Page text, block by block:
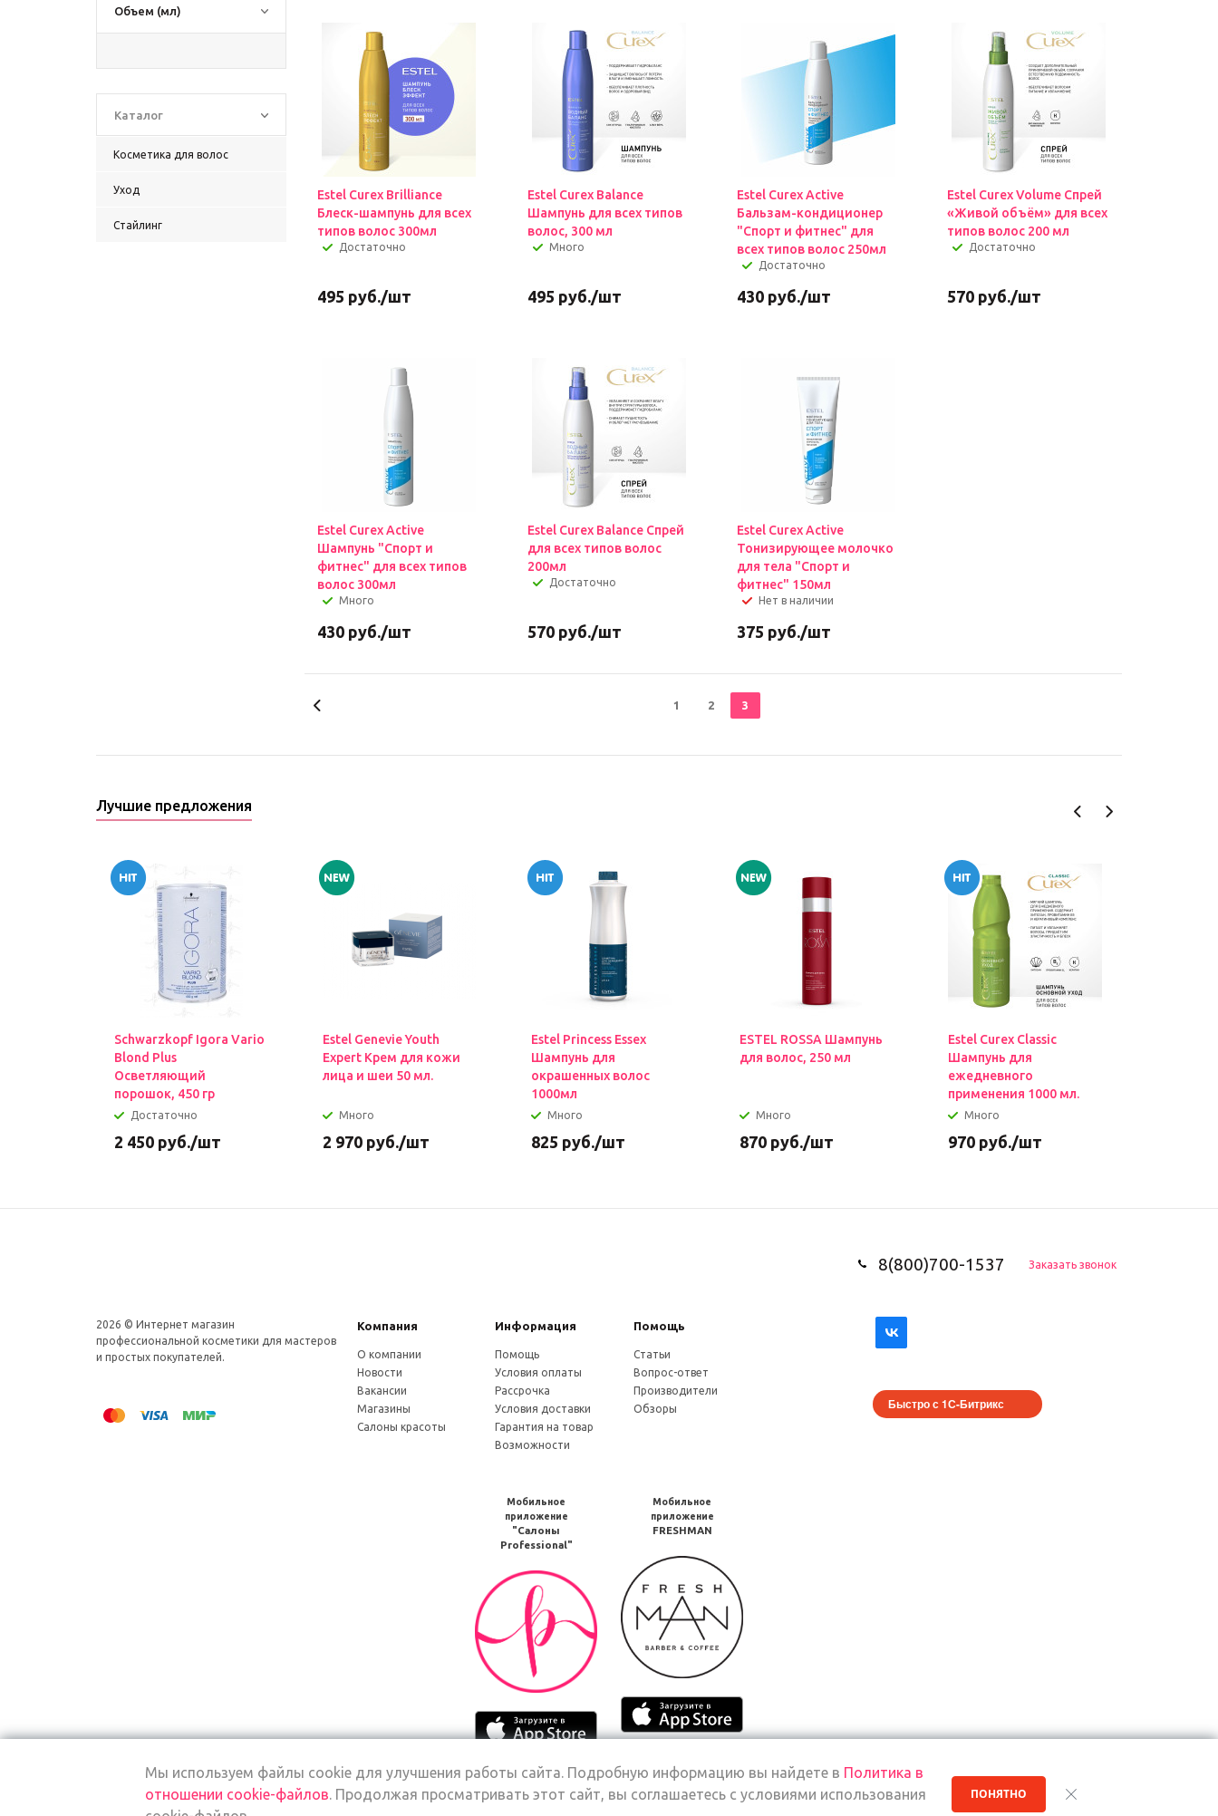
Объем (мл)
Каталог
Косметика для волос
Уход
Стайлинг
Estel Curex Brilliance
Блеск-шампунь для всех
типов волос 300мл
Достаточно
495 руб./шт
Estel Curex Balance
Шампунь для всех типов
волос, 300 мл
Много
495 руб./шт
Estel Curex Active
Бальзам-кондиционер
"Спорт и фитнес" для
всех типов волос 250мл
Достаточно
430 руб./шт
Estel Curex Volume Спрей
«Живой объём» для всех
типов волос 200 мл
Достаточно
570руб./шт
Estel Curex Active
Шампунь "Спорт и
фитнес" для всех типов
волос 300мл
Много
430 руб./шт
Estel Curex Balance Спрей
для всех типов волос
200мл
Достаточно
570руб./шт
Estel Curex Active
Тонизирующее молочко
для тела "Спорт и
фитнес" 150мл
Нет в наличии
375 руб./шт
1 2 3
Лучшие предложения
Schwarzkopf Igora Vario
Blond Plus
Осветляющий
порошок, 450 гр
Достаточно
2 450 руб./шт
Estel Genevie Youth
Expert Крем для кожи
лица и шеи 50 мл.
Много
2 970 руб./шт
Estel Princess Essex
Шампунь для
окрашенных волос
1000мл
Много
825 руб./шт
ESTEL ROSSA Шампунь
для волос, 250 мл
Много
870 руб./шт
Estel Curex Classic
Шампунь для
ежедневного
применения 1000 мл.
Много
970 руб./шт
8(800)700-1537 Заказать звонок
2026 © Интернет магазин
профеcсиональной косметики для мастеров
и простых покупателей.
Компания Информация Помощь
О компании
Новости
Вакансии
Магазины
Салоны красоты
Помощь
Условия оплаты
Рассрочка
Условия доставки
Гарантия на товар
Возможности
Статьи
Вопрос-ответ
Производители
Обзоры
Быстро с 1С-Битрикс
Мобильное
приложение
"Салоны
Professional"
Мобильное
приложение
Салоны
Professional
в
Google
Мобильное
приложение
Professional
загрузить
Мобильное
приложение
Мобильное
приложение
FRESHMAN
Мобильное
приложение
FRESHMAN
в
Google
Мобильное
приложение
Freshman
в
App
приложение
FRESHMAN
Мы используем файлы cookie для улучшения работы сайта. Подробную информацию вы найдете в Политика в
отношении cookie-файлов. Продолжая просматривать этот сайт, вы соглашаетесь с условиями использования
ПОНЯТНО